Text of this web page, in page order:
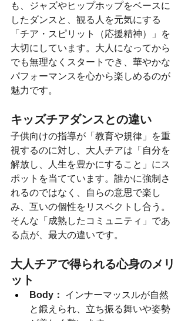
も、ジャズやヒップホップをベースに
したダンスと、観る人を元気にする
「チア・スピリット（応援精神）」を
大切にしています。大人になってから
でも無理なくスタートでき、華やかな
パフォーマンスを心から楽しめるのが
魅力です。
キッズチアダンスとの違い
子供向けの指導が「教育や規律」を重
視するのに対し、大人チアは「自分を
解放し、人生を豊かにすること」にス
ポットを当てています。誰かに強制さ
れるのではなく、自らの意思で楽し
み、互いの個性をリスペクトし合う。
そんな「成熟したコミュニティ」であ
る点が、最大の違いです。
大人チアで得られる心身のメリ
ット
Body：
インナーマッスルが自然
と鍛えられ、立ち振る舞いや姿勢